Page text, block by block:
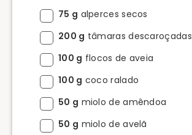
75 g alperces secos
200 g tâmaras descaroçadas
100 g flocos de aveia
100 g coco ralado
50 g miolo de amêndoa
50 g miolo de avelã